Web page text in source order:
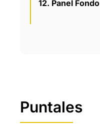
12. Panel Fondo
Puntales